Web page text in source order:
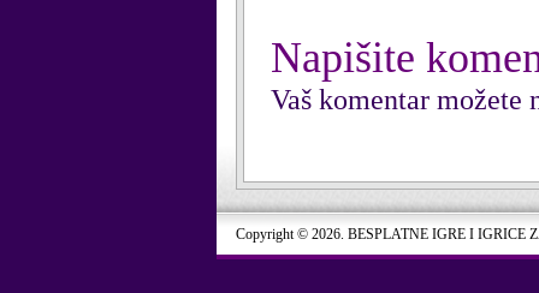
Napišite
Vaš komentar možete
Copyright © 2026. BESPLATNE IGRE I IGRICE